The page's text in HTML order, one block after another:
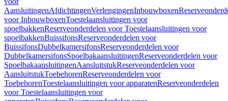
AansluitingenAfdichtingenVerlengingenInbouwboxen
voor InbouwboxenToestelaansluitingen voor
spoelbakkenReserveonderdelen voor Toestelaansluitingen voor
spoelbakkenBuissifonsReserveonderdelen voor
BuissifonsDubbelkamersifonsReserveonderdelen voor
DubbelkamersifonsSpoelbakaansluitingenReserveonderdelen voor
SpoelbakaansluitingenAansluitstukReserveonderdelen voor
AansluitstukToebehorenReserveonderdelen voor
ToebehorenToestelaansluitingen voor apparatenReserveonderdelen
voor Toestelaansluitingen voor